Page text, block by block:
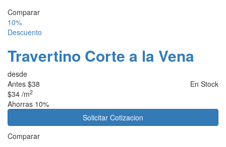
Comparar
10%
Descuento
Travertino Corte a la Vena
desde
Antes $38
$34 /m2
Ahorras 10%
En Stock
Solicitar Cotizacion
Comparar